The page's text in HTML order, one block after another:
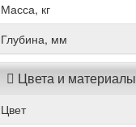
Масса, кг
Глубина, мм
Цвета и материалы
Цвет